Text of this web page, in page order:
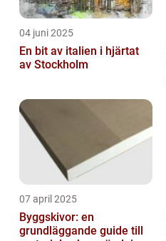
04 juni 2025
En bit av italien i hjärtat
av Stockholm
07 april 2025
Byggskivor: en
grundläggande guide till